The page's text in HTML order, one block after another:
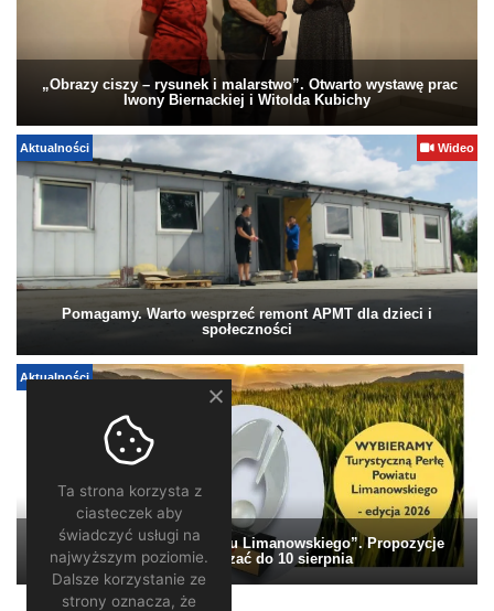
„Obrazy ciszy – rysunek i malarstwo”. Otwarto wystawę prac
Iwony Biernackiej i Witolda Kubichy
Aktualności Wideo
Pomagamy. Warto wesprzeć remont APMT dla dzieci i
społeczności
Aktualności
„Turystyczna Perła Powiatu Limanowskiego”. Propozycje
można zgłaszać do 10 sierpnia
Ta strona korzysta z
ciasteczek aby
świadczyć usługi na
najwyższym poziomie.
Dalsze korzystanie ze
strony oznacza, że